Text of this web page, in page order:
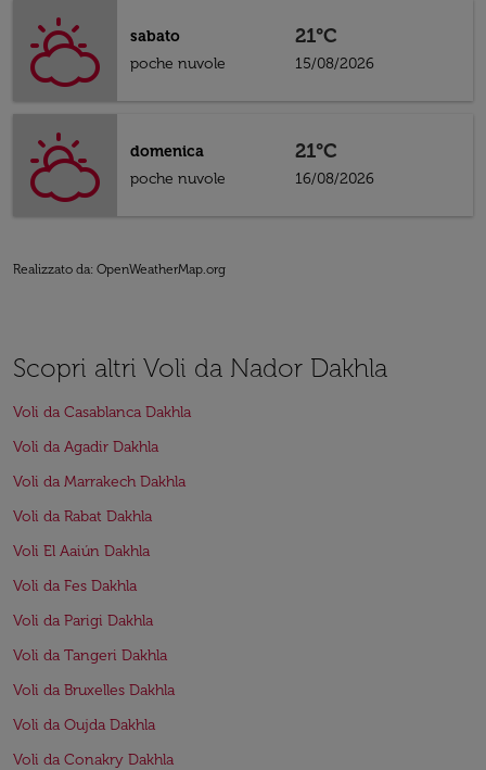
sabato
poche nuvole
21°C
15/08/2026
domenica
poche nuvole
21°C
16/08/2026
Realizzato da: OpenWeatherMap.org
Scopri altri Voli da Nador Dakhla
Voli da Casablanca Dakhla
Voli da Agadir Dakhla
Voli da Marrakech Dakhla
Voli da Rabat Dakhla
Voli El Aaiún Dakhla
Voli da Fes Dakhla
Voli da Parigi Dakhla
Voli da Tangeri Dakhla
Voli da Bruxelles Dakhla
Voli da Oujda Dakhla
Voli da Conakry Dakhla